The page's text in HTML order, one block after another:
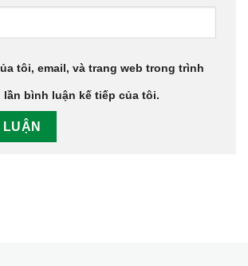
tôi, email, và trang web trong trình
lần bình luận kế tiếp của tôi.